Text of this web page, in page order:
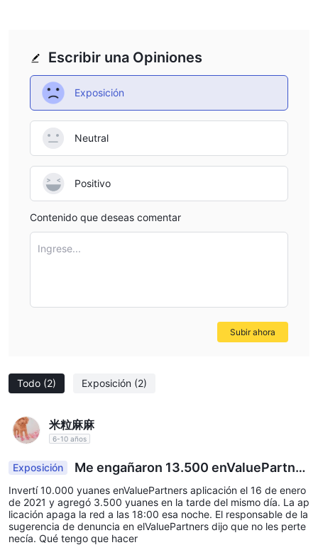
Todo (2) Exposición (2)
米粒麻麻
6-10 años
Exposición
Me engañaron 13.500 enValuePartner
sInvertí 10.000 yuanes enValuePartners aplicación el 16 de enero
de 2021 y agregó 3.500 yuanes en la tarde del mismo día. La ap
licación apaga la red a las 18:00 esa noche. El responsable de la
sugerencia de denuncia en elValuePartners dijo que no les perte
necía. Qué tengo que hacer
Escribir una Opiniones
Exposición
Neutral
Positivo
Contenido que deseas comentar
Ingrese...
Subir ahora